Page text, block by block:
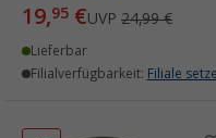
19,95 €UVP 24,99 €
Lieferbar
Filialverfügbarkeit: Filiale